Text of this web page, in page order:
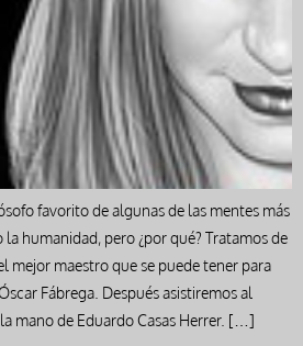
favorito de algunas de las mentes más
humanidad, pero ¿por qué? Tratamos de
mejor maestro que se puede tener para
Fábrega. Después asistiremos al
mano de Eduardo Casas Herrer. […]